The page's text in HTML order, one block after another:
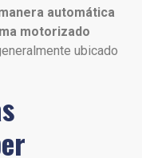
automática
motorizado
ubicado